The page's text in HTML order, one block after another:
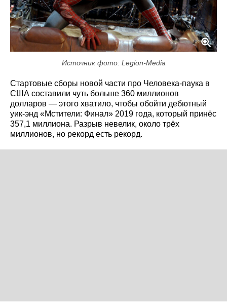
Источник фото: Legion-Media
Стартовые сборы новой части про Человека-паука в
США составили чуть больше 360 миллионов
долларов — этого хватило, чтобы обойти дебютный
уик-энд «Мстители: Финал» 2019 года, который принёс
357,1 миллиона. Разрыв невелик, около трёх
миллионов, но рекорд есть рекорд.